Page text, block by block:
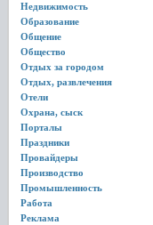
Недвижимость
Образование
Общение
Общество
Отдых за городом
Отдых, развлечения
Отели
Охрана, сыск
Порталы
Праздники
Провайдеры
Производство
Промышленность
Работа
Реклама